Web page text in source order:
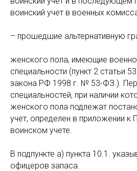
воинский учет в военных
– прошедшие альтернативную
женского пола, имеющие
специальности (пункт 2 статьи
закона РФ 1998 г. № 53-ФЗ.).
специальностей, при наличии
женского пола подлежат
учет, определен в приложении
воинском учете.
В подпункте а) пункта 10.1.
офицеров запаса.